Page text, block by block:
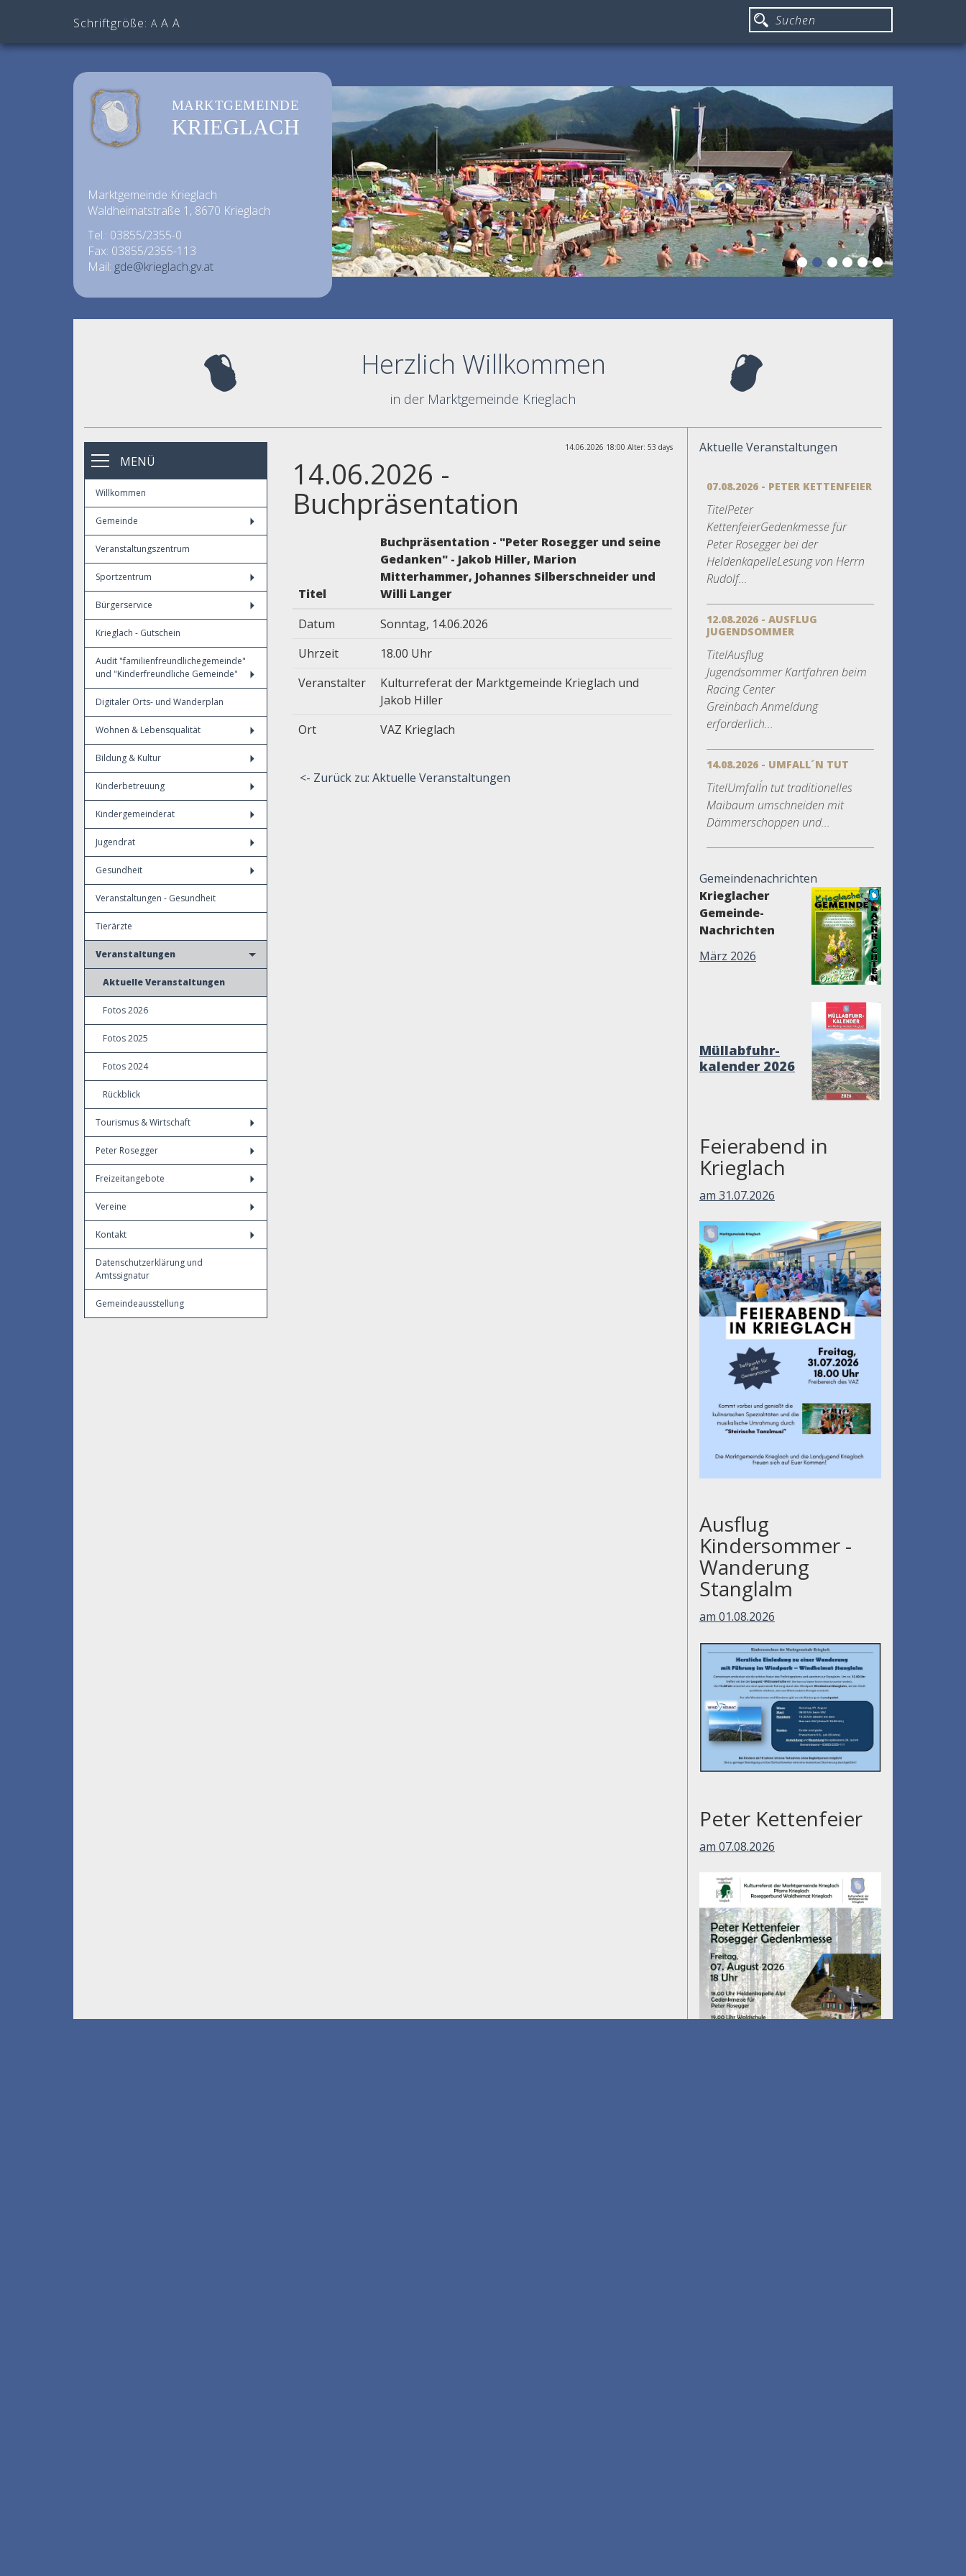
Schriftgröße: A A A
MARKTGEMEINDE
KRIEGLACH
Marktgemeinde Krieglach
Waldheimatstraße 1, 8670 Krieglach
Tel.: 03855/2355-0
Fax: 03855/2355-113
Mail: gde@krieglach.gv.at
Herzlich Willkommen
in der Marktgemeinde Krieglach
MENÜ
Willkommen
Gemeinde
Veranstaltungszentrum
Sportzentrum
Bürgerservice
Krieglach - Gutschein
Audit "familienfreundlichegemeinde"
und "Kinderfreundliche Gemeinde"
Digitaler Orts- und Wanderplan
Wohnen & Lebensqualität
Bildung & Kultur
Kinderbetreuung
Kindergemeinderat
Jugendrat
Gesundheit
Veranstaltungen - Gesundheit
Tierärzte
Veranstaltungen
Aktuelle Veranstaltungen
Fotos 2026
Fotos 2025
Fotos 2024
Rückblick
Tourismus & Wirtschaft
Peter Rosegger
Freizeitangebote
Vereine
Kontakt
Datenschutzerklärung und
Amtssignatur
Gemeindeausstellung
14.06.2026 18:00 Alter: 53 days
14.06.2026 -
Buchpräsentation
Titel
Buchpräsentation - "Peter Rosegger und seine
Gedanken" - Jakob Hiller, Marion
Mitterhammer, Johannes Silberschneider und
Willi Langer
Datum
Sonntag, 14.06.2026
Uhrzeit
18.00 Uhr
Veranstalter
Kulturreferat der Marktgemeinde Krieglach und
Jakob Hiller
Ort
VAZ Krieglach
<- Zurück zu: Aktuelle Veranstaltungen
Aktuelle Veranstaltungen
07.08.2026 - PETER KETTENFEIER
TitelPeter
KettenfeierGedenkmesse für
Peter Rosegger bei der
HeldenkapelleLesung von Herrn
Rudolf...
12.08.2026 - AUSFLUG
JUGENDSOMMER
TitelAusflug
Jugendsommer Kartfahren beim
Racing Center
Greinbach Anmeldung
erforderlich...
14.08.2026 - UMFALL´N TUT
TitelUmfall´n tut traditionelles
Maibaum umschneiden mit
Dämmerschoppen und...
Gemeindenachrichten
Krieglacher
Gemeinde-
Nachrichten
März 2026
Müllabfuhr-
kalender 2026
Feierabend in
Krieglach
am 31.07.2026
Ausflug
Kindersommer -
Wanderung
Stanglalm
am 01.08.2026
Peter Kettenfeier
am 07.08.2026